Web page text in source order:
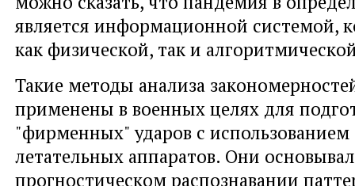
является информационной системой,
как физической, так и
Такие методы анализа
применены в военных целях для
"фирменных" ударов с
летательных аппаратов. Они
прогностическом распознавании